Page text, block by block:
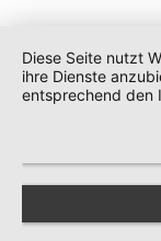
Diese Seite nutzt
ihre Dienste
entsprechend den